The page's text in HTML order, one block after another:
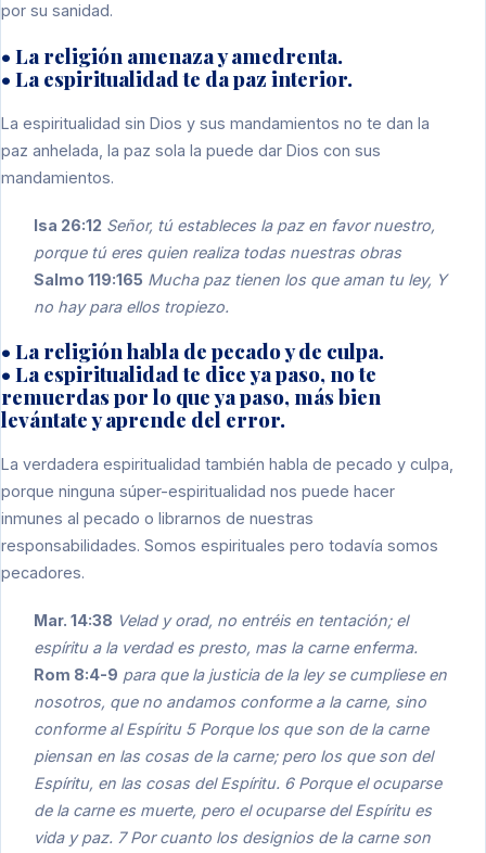
por su sanidad.
• La religión amenaza y amedrenta.
• La espiritualidad te da paz interior.
La espiritualidad sin Dios y sus mandamientos no te dan la
paz anhelada, la paz sola la puede dar Dios con sus
mandamientos.
Isa 26:12 Señor, tú estableces la paz en favor nuestro,
porque tú eres quien realiza todas nuestras obras
Salmo 119:165 Mucha paz tienen los que aman tu ley, Y
no hay para ellos tropiezo.
• La religión habla de pecado y de culpa.
• La espiritualidad te dice ya paso, no te
remuerdas por lo que ya paso, más bien
levántate y aprende del error.
La verdadera espiritualidad también habla de pecado y culpa,
porque ninguna súper-espiritualidad nos puede hacer
inmunes al pecado o librarnos de nuestras
responsabilidades. Somos espirituales pero todavía somos
pecadores.
Mar. 14:38 Velad y orad, no entréis en tentación; el
espíritu a la verdad es presto, mas la carne enferma.
Rom 8:4-9 para que la justicia de la ley se cumpliese en
nosotros, que no andamos conforme a la carne, sino
conforme al Espíritu 5 Porque los que son de la carne
piensan en las cosas de la carne; pero los que son del
Espíritu, en las cosas del Espíritu. 6 Porque el ocuparse
de la carne es muerte, pero el ocuparse del Espíritu es
vida y paz. 7 Por cuanto los designios de la carne son